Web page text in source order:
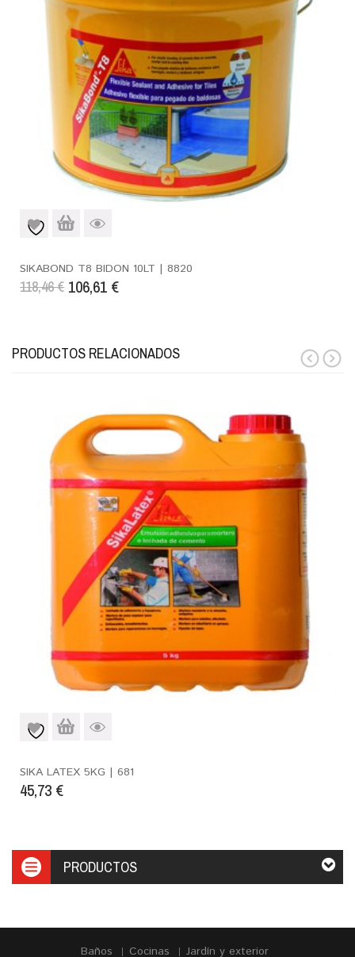
SIKABOND T8 BIDON 10LT | 8820
118,46€ 106,61 €
PRODUCTOS RELACIONADOS
SIKA LATEX 5KG | 681
45,73 €
prev next
PRODUCTOS
Baños Cocinas Jardín y exterior